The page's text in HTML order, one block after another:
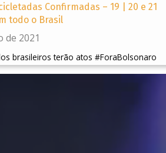
Confirmadas – 19 | 20 e 21
todo o Brasil
de 2021
brasileiros terão atos #ForaBolsonaro